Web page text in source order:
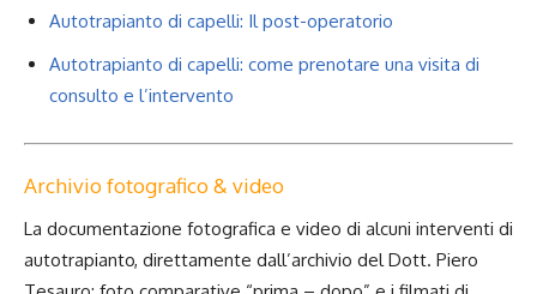
Autotrapianto di capelli: Il post-operatorio
Autotrapianto di capelli: come prenotare una visita di
consulto e l’intervento
Archivio fotografico & video
La documentazione fotografica e video di alcuni interventi di
autotrapianto, direttamente dall’archivio del Dott. Piero